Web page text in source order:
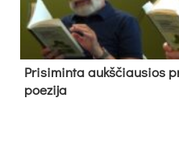
Pri­si­min­ta aukš­čiau­sios
poe­zi­ja